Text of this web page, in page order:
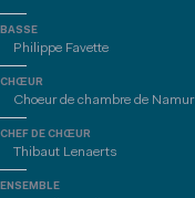
BASSE
Philippe Favette
CHŒUR
Choeur de chambre de Namur
CHEF DE CHŒUR
Thibaut Lenaerts
ENSEMBLE